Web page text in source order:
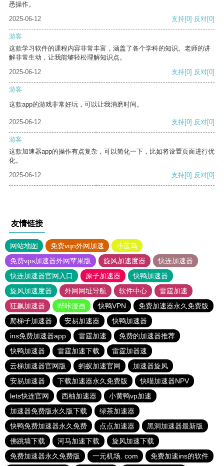
悉操作。
2025-06-12
支持[0] 反对[0]
游客
这款学习软件的课程内容非常丰富，涵盖了各个学科的知识。老师的讲
解非常生动，让我能够轻松理解知识点。
2025-06-12
支持[0] 反对[0]
游客
这款app的游戏非常好玩，可以让我消磨时间。
2025-06-12 支持[0] 反对[0]
游客
这款加速器app的操作有点复杂，可以简化一下，比如将设置页面进行优
化。
2025-06-12
支持[0] 反对[0]
友情链接
网站地图 免费vqn外网加速
小蓝鸟
免费vps加速器外网苹果版
旋风加速度器
快连加速器
快连加速器官网入口
原子加速器
快鸭加速器
旋风加速度器
外网网址导航 软件中心
雷霆加速
狂飙加速器
哔咔漫画 快鸭VPN
免费加速器永久免费版
爬梯子加速器
安易加速器
快鸭加速器
ins免费加速器app
雷霆加速
免费的加速器推荐
快鸭加速器
雷霆加速下载
雷霆加器速
云梯加速器官网版
蚂蚁加速官网
加速器旋风
安易加速器
下载加速器永久免费版
快喵加速器NPV
lets快连官网
西柚加速器
小黄鸭vp加速
加速器免费版永久版下载
绿茶加速器
快鸭免费加速器永久免费
点点加速器
黑洞加速器最新版
佛跳墙下载
河马加速下载
旋风加速下载
免费加速器永久免费版
一元机场. com 免费加速ins的软件